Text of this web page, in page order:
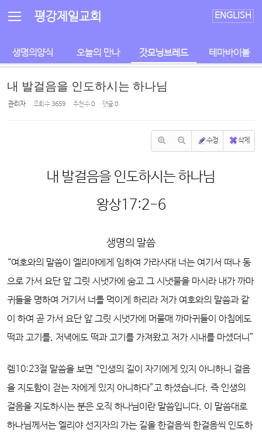
평강제일교회 ENGLISH
생명의양식 오늘의 만나 갓모닝브레드 테마바이블
내 발걸음을 인도하시는 하나님
관리자 조회 수3659 추천 수0 댓글0
수정 삭제
내 발걸음을 인도하시는 하나님
왕상17:2-6
생명의 말씀
“여호와의 말씀이 엘리야에게 임하여 가라사대 너는 여기서 떠나 동
으로 가서 요단 앞 그릿 시냇가에 숨고 그 시냇물을 마시라 내가 까마
귀들을 명하여 거기서 너를 먹이게 하리라 저가 여호와의 말씀과 같
이 하여 곧 가서 요단 앞 그릿 시냇가에 머물매 까마귀들이 아침에도
떡과 고기를, 저녁에도 떡과 고기를 가져왔고 저가 시내를 마셨더니”
렘10:23절 말씀을 보면 “인생의 길이 자기에게 있지 아니하니 걸음
을 지도함이 걷는 자에게 있지 아니하다”고 하셨습니다. 즉 인생의
걸음을 지도하시는 분은 오직 하나님이란 말씀입니다. 이 말씀대로
하나님께서는 엘리야 선지자의 가는 길을 한걸음씩 한걸음씩 인도하